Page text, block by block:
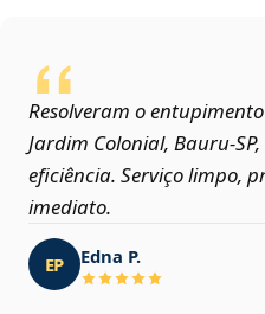
Resolveram o
Jardim Colonial,
eficiência. Serviço limpo,
imediato.
EP Edna P.